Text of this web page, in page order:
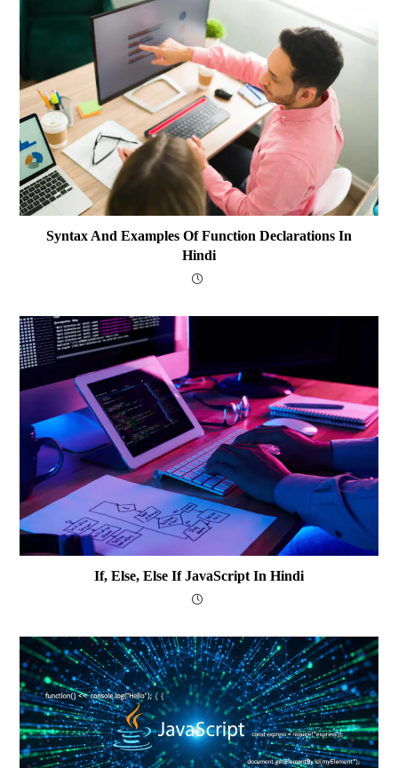
Syntax And Examples Of Function Declarations In
Hindi
If, Else, Else If JavaScript In Hindi